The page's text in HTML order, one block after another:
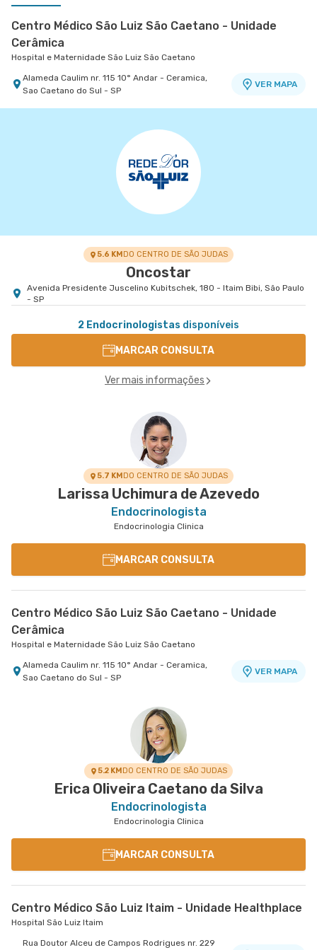
Centro Médico São Luiz São Caetano - Unidade
Cerâmica
Hospital e Maternidade São Luiz São Caetano
Alameda Caulim nr. 115 10° Andar - Ceramica,
Sao Caetano do Sul - SP
VER MAPA
Centro Médico Villa Lobos - Unidade Oratório
Rua do Oratorio nr. 1369 - Mooca, Sao Paulo - SP
5.6 KMDO CENTRO DE SÃO JUDAS
Oncostar
Avenida Presidente Juscelino Kubitschek, 180 - Itaim Bibi, São Paulo
- SP
2 Endocrinologistas disponíveis
MARCAR CONSULTA
Ver mais informações
5.7 KMDO CENTRO DE SÃO JUDAS
Larissa Uchimura de Azevedo
Endocrinologista
Endocrinologia Clinica
MARCAR CONSULTA
Centro Médico São Luiz São Caetano - Unidade
Cerâmica
Hospital e Maternidade São Luiz São Caetano
Alameda Caulim nr. 115 10° Andar - Ceramica,
Sao Caetano do Sul - SP
VER MAPA
5.2 KMDO CENTRO DE SÃO JUDAS
Erica Oliveira Caetano da Silva
Endocrinologista
Endocrinologia Clinica
MARCAR CONSULTA
Centro Médico São Luiz Itaim - Unidade Healthplace
Hospital São Luiz Itaim
Rua Doutor Alceu de Campos Rodrigues nr. 229